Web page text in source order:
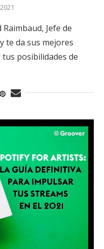
Jefe de
te da sus mejores
posibilidades de